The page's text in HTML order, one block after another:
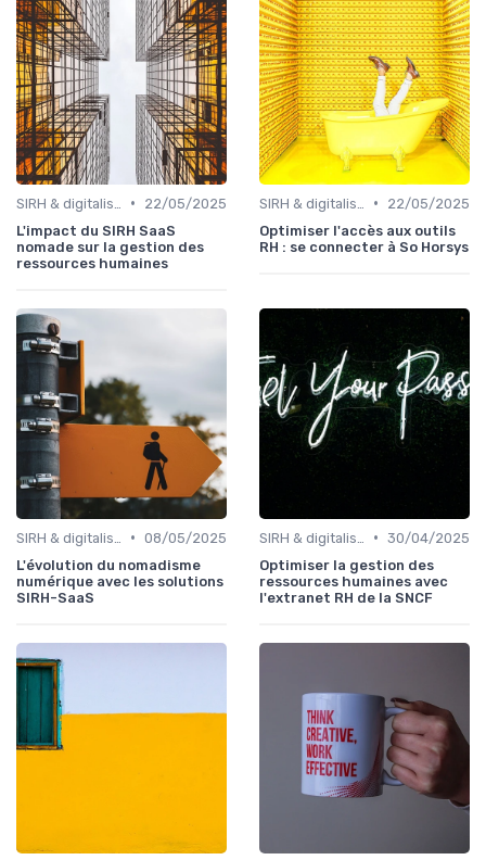
•
22/05/2025
L'impact du SIRH SaaS
nomade sur la gestion des
ressources humaines
•
22/05/2025
Optimiser l'accès aux outils
RH : se connecter à So Horsys
• 08/05/2025
L'évolution du nomadisme
numérique avec les solutions
SIRH-SaaS
• 30/04/2025
Optimiser la gestion des
ressources humaines avec
l'extranet RH de la SNCF